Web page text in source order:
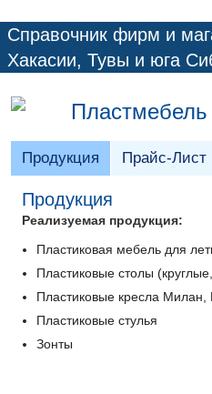
Справочник фирм и
Хакасии, Тувы и юга
Продукция Прайс-Лист
Продукция
Реализуемая продукция:
Пластиковая мебель для
Пластиковые столы
Пластиковые кресла Милан,
Пластиковые стулья
Зонты